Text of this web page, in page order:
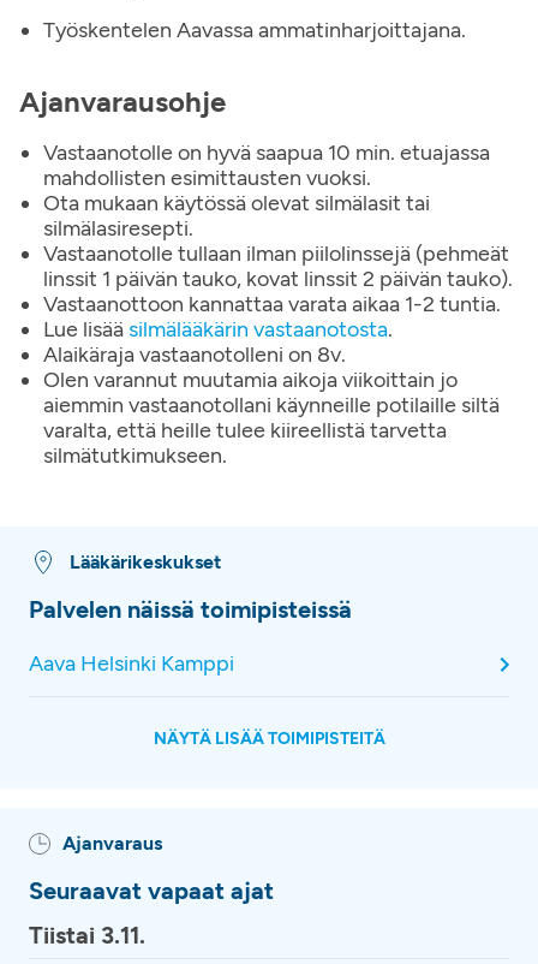
Työskentelen Aavassa ammatinharjoittajana.
Ajanvarausohje
Vastaanotolle on hyvä saapua 10 min. etuajassa
mahdollisten esimittausten vuoksi.
Ota mukaan käytössä olevat silmälasit tai
silmälasiresepti.
Vastaanotolle tullaan ilman piilolinssejä (pehmeät
linssit 1 päivän tauko, kovat linssit 2 päivän tauko).
Vastaanottoon kannattaa varata aikaa 1-2 tuntia.
Lue lisää silmälääkärin vastaanotosta.
Alaikäraja vastaanotolleni on 8v.
Olen varannut muutamia aikoja viikoittain jo
aiemmin vastaanotollani käynneille potilaille siltä
varalta, että heille tulee kiireellistä tarvetta
silmätutkimukseen.
Lääkärikeskukset
Palvelen näissä toimipisteissä
Aava Helsinki Kamppi
NÄYTÄ LISÄÄ TOIMIPISTEITÄ
Ajanvaraus
Seuraavat vapaat ajat
Tiistai 3.11.